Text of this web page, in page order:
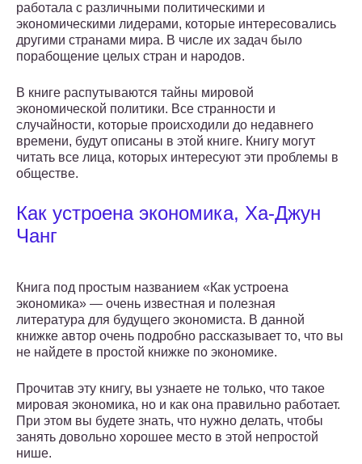
работала с различными политическими и
экономическими лидерами, которые интересовались
другими странами мира. В числе их задач было
порабощение целых стран и народов.
В книге распутываются тайны мировой
экономической политики. Все странности и
случайности, которые происходили до недавнего
времени, будут описаны в этой книге. Книгу могут
читать все лица, которых интересуют эти проблемы в
обществе.
Как устроена экономика, Ха-Джун
Чанг
Книга под простым названием «Как устроена
экономика» — очень известная и полезная
литература для будущего экономиста. В данной
книжке автор очень подробно рассказывает то, что вы
не найдете в простой книжке по экономике.
Прочитав эту книгу, вы узнаете не только, что такое
мировая экономика, но и как она правильно работает.
При этом вы будете знать, что нужно делать, чтобы
занять довольно хорошее место в этой непростой
нише.